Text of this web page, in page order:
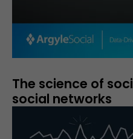
The science of
social networks